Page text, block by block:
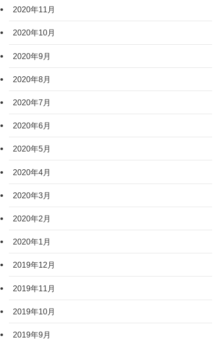
2020年11月
2020年10月
2020年9月
2020年8月
2020年7月
2020年6月
2020年5月
2020年4月
2020年3月
2020年2月
2020年1月
2019年12月
2019年11月
2019年10月
2019年9月